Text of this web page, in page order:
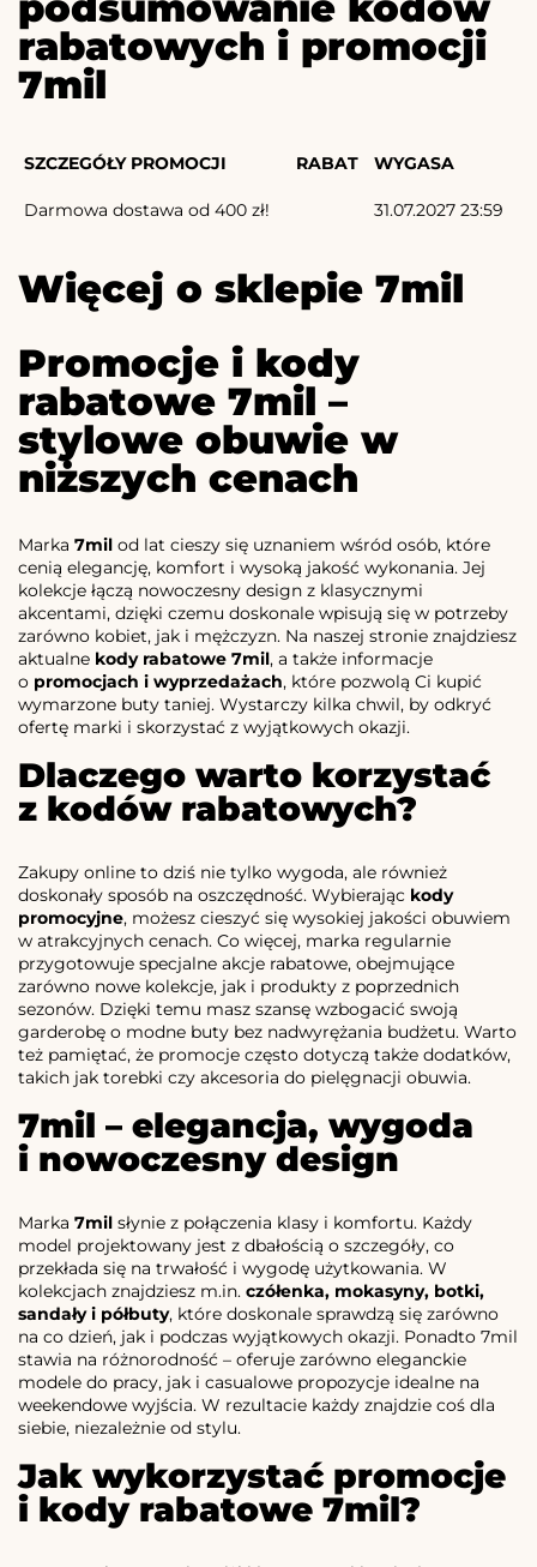
rabatowych i promocji
7mil
SZCZEGÓŁY PROMOCJI RABAT WYGASA
Darmowa dostawa od 400 zł! 31.07.2027 23:59
Więcej o sklepie 7mil
Promocje i kody
rabatowe 7mil –
stylowe obuwie w
niższych cenach
Marka 7mil od lat cieszy się uznaniem wśród osób, które
cenią elegancję, komfort i wysoką jakość wykonania. Jej
kolekcje łączą nowoczesny design z klasycznymi
akcentami, dzięki czemu doskonale wpisują się w potrzeby
zarówno kobiet, jak i mężczyzn. Na naszej stronie znajdziesz
aktualne kody rabatowe 7mil, a także informacje
o promocjach i wyprzedażach, które pozwolą Ci kupić
wymarzone buty taniej. Wystarczy kilka chwil, by odkryć
ofertę marki i skorzystać z wyjątkowych okazji.
Dlaczego warto korzystać
z kodów rabatowych?
Zakupy online to dziś nie tylko wygoda, ale również
doskonały sposób na oszczędność. Wybierając kody
promocyjne, możesz cieszyć się wysokiej jakości obuwiem
w atrakcyjnych cenach. Co więcej, marka regularnie
przygotowuje specjalne akcje rabatowe, obejmujące
zarówno nowe kolekcje, jak i produkty z poprzednich
sezonów. Dzięki temu masz szansę wzbogacić swoją
garderobę o modne buty bez nadwyrężania budżetu. Warto
też pamiętać, że promocje często dotyczą także dodatków,
takich jak torebki czy akcesoria do pielęgnacji obuwia.
7mil – elegancja, wygoda
i nowoczesny design
Marka 7mil słynie z połączenia klasy i komfortu. Każdy
model projektowany jest z dbałością o szczegóły, co
przekłada się na trwałość i wygodę użytkowania. W
kolekcjach znajdziesz m.in. czółenka, mokasyny, botki,
sandały i półbuty, które doskonale sprawdzą się zarówno
na co dzień, jak i podczas wyjątkowych okazji. Ponadto 7mil
stawia na różnorodność – oferuje zarówno eleganckie
modele do pracy, jak i casualowe propozycje idealne na
weekendowe wyjścia. W rezultacie każdy znajdzie coś dla
siebie, niezależnie od stylu.
Jak wykorzystać promocje
i kody rabatowe 7mil?